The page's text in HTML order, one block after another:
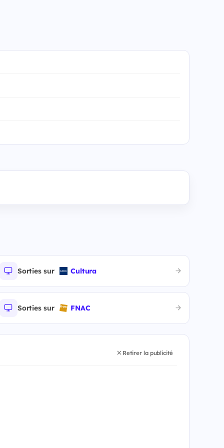
Sorties sur Cultura
Sorties sur FNAC
Retirer la publicité